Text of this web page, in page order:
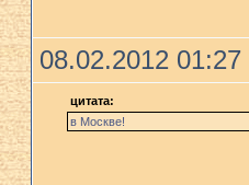
08.02.2012 01:27
цитата:
в Москве!